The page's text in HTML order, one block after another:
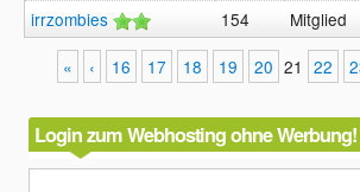
irrzombies
154 Mitglied
«
‹ 16 17 18 19 20 21 22
Login zum Webhosting ohne Werbung!